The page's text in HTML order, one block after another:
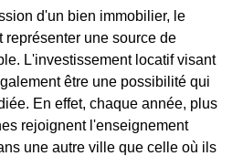
d'un bien immobilier, le
représenter une source de
L'investissement locatif visant
être une possibilité qui
En effet, chaque année, plus
rejoignent l'enseignement
une autre ville que celle où ils